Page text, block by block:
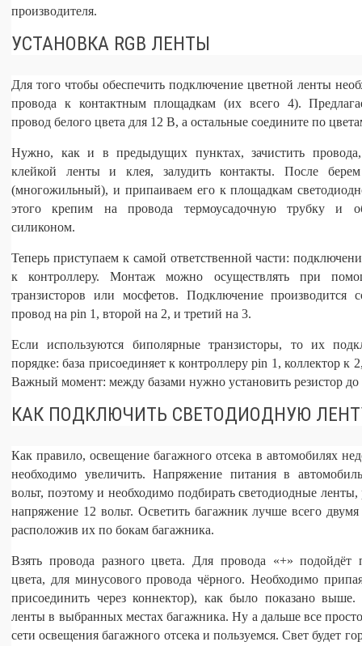
производителя.
УСТАНОВКА RGB ЛЕНТЫ
Для того чтобы обеспечить подключение цветной ленты
провода к контактным площадкам (их всего 4).
провод белого цвета для 12 В, а остальные соедините по
Нужно, как и в предыдущих пунктах, зачистить провода,
клейкой ленты и клея, залудить контакты. После
(многожильный), и припаиваем его к площадкам
этого крепим на провода термоусадочную трубку и
силиконом.
Теперь приступаем к самой ответственной части:
к контроллеру. Монтаж можно осуществлять при
транзисторов или мосфетов. Подключение производится
провод на pin 1, второй на 2, и третий на 3.
Если используются биполярные транзисторы, то их
порядке: база присоединяет к контроллеру pin 1, коллектор к
Важный момент: между базами нужно установить резистор
КАК ПОДКЛЮЧИТЬ СВЕТОДИОДНУЮ
Как правило, освещение багажного отсека в автомобилях
необходимо увеличить. Напряжение питания в
вольт, поэтому и необходимо подбирать светодиодные
напряжение 12 вольт. Осветить багажник лучше всего
расположив их по бокам багажника.
Взять провода разного цвета. Для провода «+» подойдёт
цвета, для минусового провода чёрного. Необходимо
присоединить через коннектор), как было показано
ленты в выбранных местах багажника. Ну а дальше все
сети освещения багажного отсека и пользуемся. Свет будет